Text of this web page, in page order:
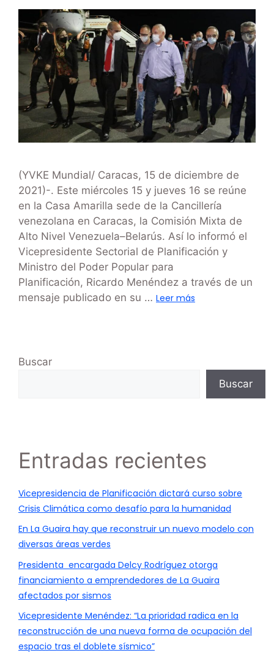
(YVKE Mundial/ Caracas, 15 de diciembre de
2021)-. Este miércoles 15 y jueves 16 se reúne
en la Casa Amarilla sede de la Cancillería
venezolana en Caracas, la Comisión Mixta de
Alto Nivel Venezuela–Belarús. Así lo informó el
Vicepresidente Sectorial de Planificación y
Ministro del Poder Popular para
Planificación, Ricardo Menéndez a través de un
mensaje publicado en su … Leer más
Buscar
Buscar
Entradas recientes
Vicepresidencia de Planificación dictará curso sobre
Crisis Climática como desafío para la humanidad
En La Guaira hay que reconstruir un nuevo modelo con
diversas áreas verdes
Presidenta encargada Delcy Rodríguez otorga
financiamiento a emprendedores de La Guaira
afectados por sismos
Vicepresidente Menéndez: “La prioridad radica en la
reconstrucción de una nueva forma de ocupación del
espacio tras el doblete sísmico”